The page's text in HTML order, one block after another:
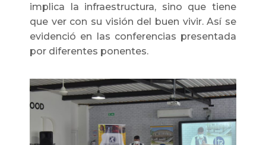
implica la infraestructura, sino que tiene
que ver con su visión del buen vivir. Así se
evidenció en las conferencias presentada
por diferentes ponentes.